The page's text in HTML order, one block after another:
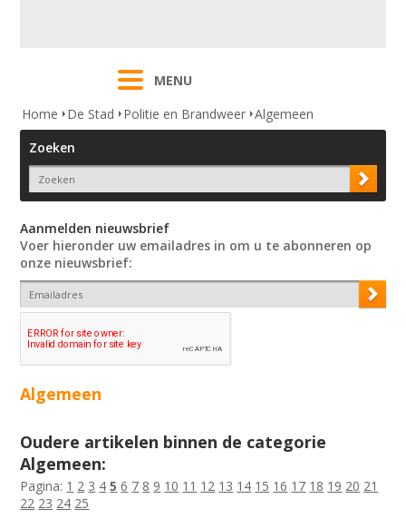
MENU
Home
De Stad Politie en Brandweer Algemeen
Zoeken
Aanmelden nieuwsbrief
Voer hieronder uw emailadres in om u te abonneren op
onze nieuwsbrief:
Algemeen
Oudere artikelen binnen de categorie
Algemeen:
Pagina: 1 2 3 4 5 6 7 8 9 10 11 12 13 14 15 16 17 18 19 20 21
22 23 24 25